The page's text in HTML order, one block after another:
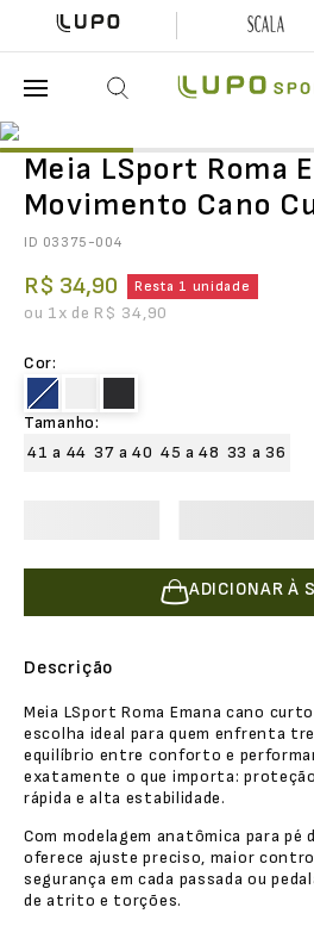
Meia LSport Roma
Movimento Cano
ID 03375-004
R$ 34,90 Resta 1 unidade
ou 1x de R$ 34,90
Cor:
Tamanho:
41 a 44 37 a 40 45 a 48 33 a 36
ADICIONAR À
Descrição
Meia LSport Roma Emana cano
escolha ideal para quem enfrenta
equilíbrio entre conforto e
exatamente o que importa:
rápida e alta estabilidade.
Com modelagem anatômica para pé
oferece ajuste preciso, maior
segurança em cada passada ou
de atrito e torções.